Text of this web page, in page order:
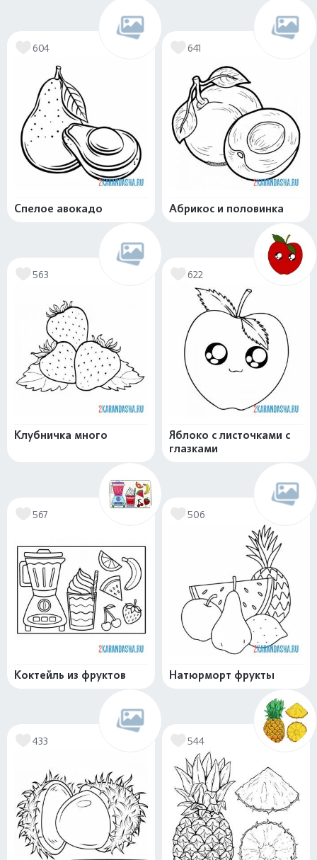
604
Спелое авокадо
641
Абрикос и половинка
563
Клубничка много
622
Яблоко с листочками с
глазками
567
Коктейль из фруктов
506
Натюрморт фрукты
433 544